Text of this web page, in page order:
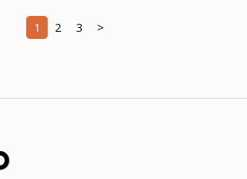
1 2 3 >